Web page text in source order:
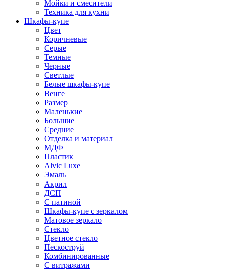
Мойки и смесители
Техника для кухни
Шкафы-купе
Цвет
Коричневые
Серые
Темные
Черные
Светлые
Белые шкафы-купе
Венге
Размер
Маленькие
Большие
Средние
Отделка и материал
МДФ
Пластик
Alvic Luxe
Эмаль
Акрил
ДСП
С патиной
Шкафы-купе с зеркалом
Матовое зеркало
Стекло
Цветное стекло
Пескоструй
Комбинированные
С витражами